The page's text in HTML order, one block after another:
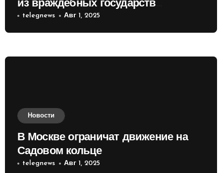
из враждебных государств
приобретать валюту
telegnews Авг 1, 2025
Новости
В Москве ограничат движение на
Садовом кольце
telegnews Авг 1, 2025